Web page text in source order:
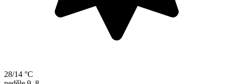
28/14 °C